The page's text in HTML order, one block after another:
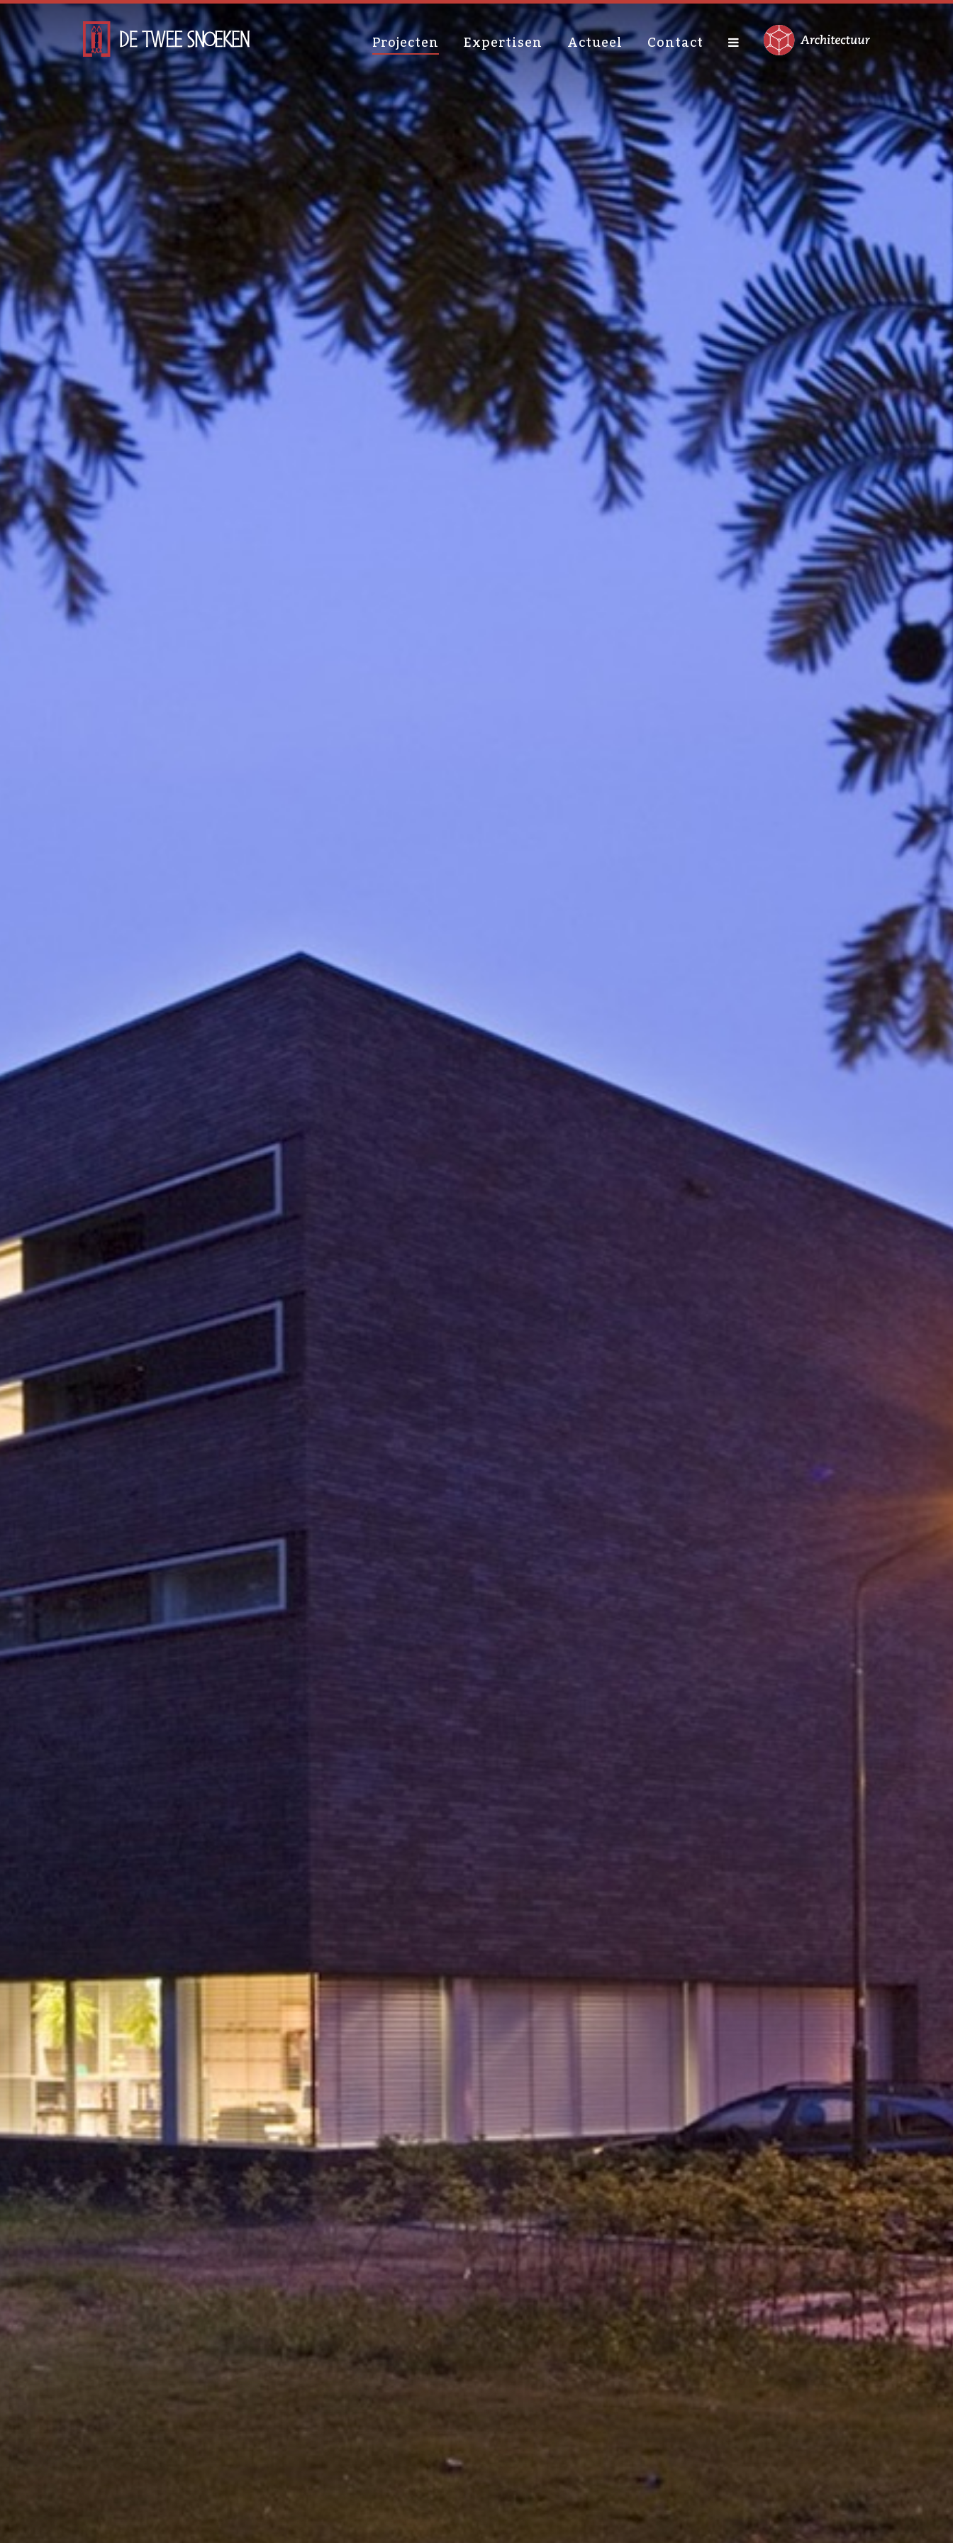
Projecten Expertisen Actueel Contact